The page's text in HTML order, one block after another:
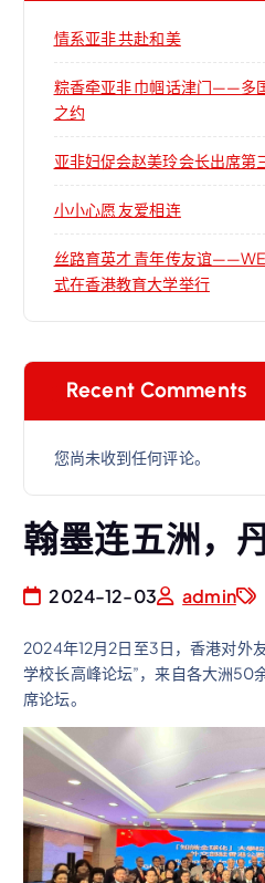
情系亚非 共赴和美
粽香牵亚非 巾帼话津门——多
之约
亚非妇促会赵美玲会长出席第
小小心愿 友爱相连
丝路育英才 青年传友谊
式在香港教育大学举行
Recent Comments
您尚未收到任何评论。
翰墨连五洲，
2024-12-03 admin
2024年12月2日至3日，香港对外
学校长高峰论坛”，来自各大洲50
席论坛。